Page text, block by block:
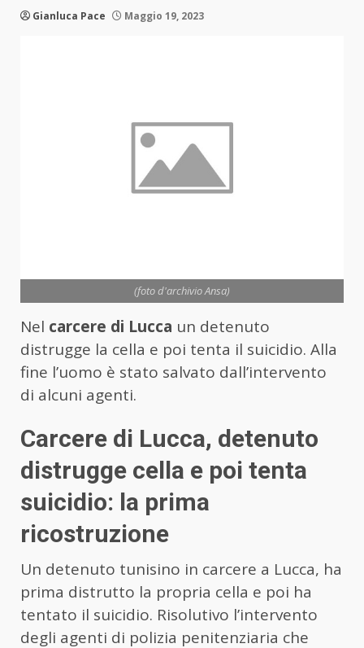
Gianluca Pace Maggio 19, 2023
(foto d'archivio Ansa)
Nel carcere di Lucca un detenuto
distrugge la cella e poi tenta il suicidio. Alla
fine l’uomo è stato salvato dall’intervento
di alcuni agenti.
Carcere di Lucca, detenuto
distrugge cella e poi tenta
suicidio: la prima
ricostruzione
Un detenuto tunisino in carcere a Lucca, ha
prima distrutto la propria cella e poi ha
tentato il suicidio. Risolutivo l’intervento
degli agenti di polizia penitenziaria che